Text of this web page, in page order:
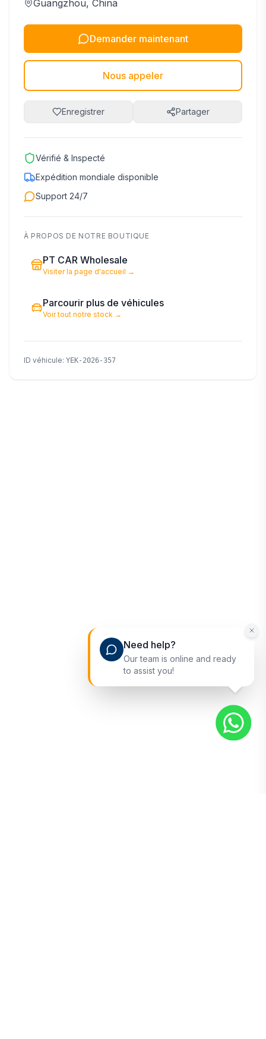
Guangzhou, China
Demander maintenant
Nous appeler
Enregistrer Partager
Vérifié & Inspecté
Expédition mondiale disponible
Support 24/7
À PROPOS DE NOTRE BOUTIQUE
PT CAR Wholesale
Visiter la page d'accueil →
Parcourir plus de véhicules
Voir tout notre stock →
ID véhicule: YEK-2026-357
Need help?
Our team is online and ready
to assist you!